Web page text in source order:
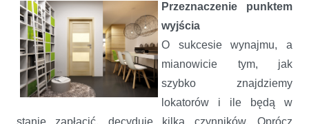
Przeznaczenie punktem
wyjścia
O sukcesie wynajmu, a
mianowicie tym, jak
szybko znajdziemy
lokatorów i ile będą w
stanie zapłacić, decyduje kilka czynników. Oprócz